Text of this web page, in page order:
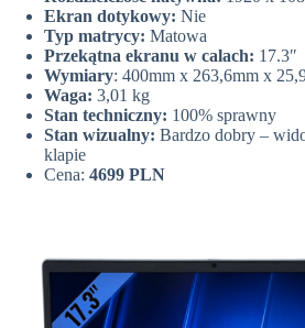
Ekran dotykowy: Nie
Typ matrycy: Matowa
Przekątna ekranu w calach: 17.3″
Wymiary: 400mm x 263,6mm x
Waga: 3,01 kg
Stan techniczny: 100% sprawny
Stan wizualny: Bardzo dobry –
klapie
Cena: 4699 PLN